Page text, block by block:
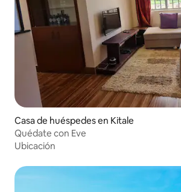
Casa de huéspedes en Kitale
Quédate con Eve
Ubicación